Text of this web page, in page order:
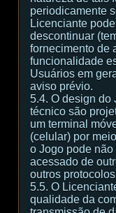
periodicamente
Licenciante
descontinuar
fornecimento de
funcionalidade
Usuários em
aviso prévio.
5.4. O design do
técnico são
um terminal
(celular) por
o Jogo pode
acessado de
outros
5.5. O
qualidade da